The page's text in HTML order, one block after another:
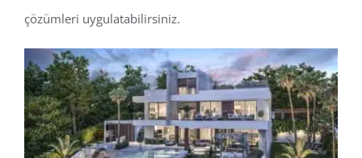
çözümleri uygulatabilirsiniz.